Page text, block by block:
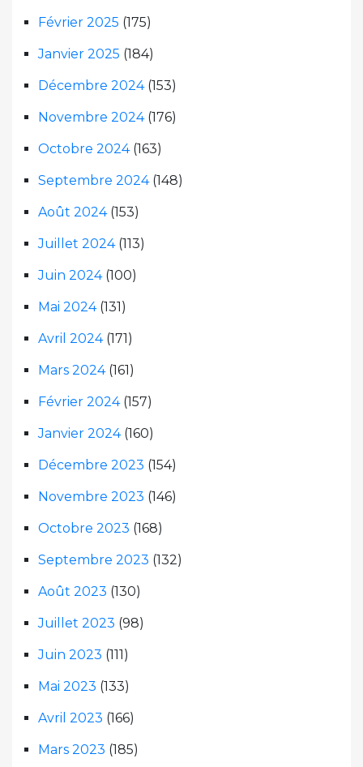
Février 2025 (175)
Janvier 2025 (184)
Décembre 2024(153)
Novembre 2024(176)
Octobre 2024(163)
Septembre 2024(148)
Août 2024(153)
Juillet 2024(113)
Juin 2024(100)
Mai 2024(131)
Avril 2024(171)
Mars 2024(161)
Février 2024(157)
Janvier 2024(160)
Décembre 2023 (154)
Novembre 2023 (146)
Octobre 2023 (168)
Septembre 2023 (132)
Août 2023 (130)
Juillet 2023 (98)
Juin 2023 (111)
Mai 2023 (133)
Avril 2023 (166)
Mars 2023 (185)